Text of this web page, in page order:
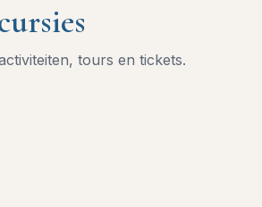
tours en tickets.